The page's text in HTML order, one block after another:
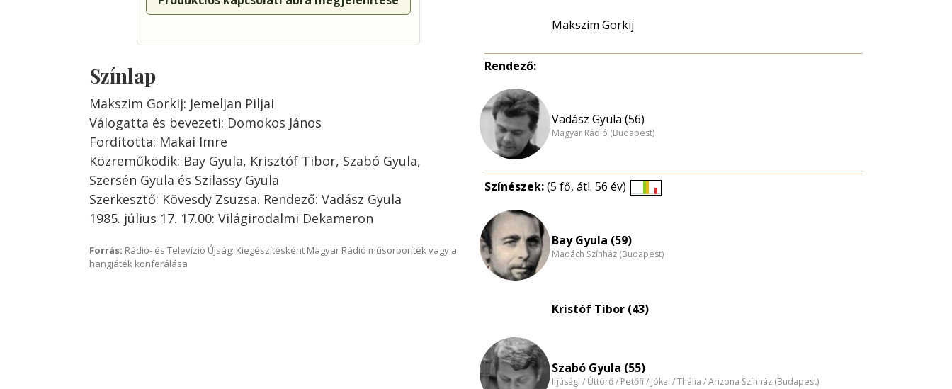
Színlap
Makszim Gorkij: Jemeljan Piljai
Válogatta és bevezeti: Domokos János
Fordította: Makai Imre
Közreműködik: Bay Gyula, Krisztóf Tibor, Szabó Gyula,
Szersén Gyula és Szilassy Gyula
Szerkesztő: Kövesdy Zsuzsa. Rendező: Vadász Gyula
1985. július 17. 17.00: Világirodalmi Dekameron
Forrás: Rádió- és Televízió Újság; Kiegészítésként Magyar Rádió műsorboríték vagy a
hangjáték konferálása
Makszim Gorkij
Rendező:
Vadász Gyula (56)
Magyar Rádió (Budapest)
Színészek:(5 fő, átl. 56 év)
Bay Gyula (59)
Madách Színház (Budapest)
Kristóf Tibor (43)
Szabó Gyula (55)
Ifjúsági / Úttörő / Petőfi / Jókai / Thália / Arizona Színház (Budapest)